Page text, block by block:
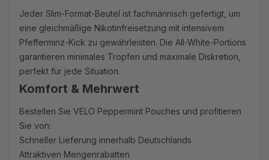
Jeder Slim-Format-Beutel ist fachmännisch gefertigt, um
eine gleichmäßige Nikotinfreisetzung mit intensivem
Pfefferminz-Kick zu gewährleisten. Die All-White-Portions
garantieren minimales Tropfen und maximale Diskretion,
perfekt für jede Situation.
Komfort & Mehrwert
Bestellen Sie VELO Peppermint Pouches und profitieren
Sie von:
Schneller Lieferung innerhalb Deutschlands
Attraktiven Mengenrabatten